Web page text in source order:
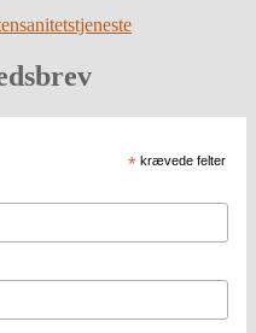
sanitetstjeneste
* krævede felter